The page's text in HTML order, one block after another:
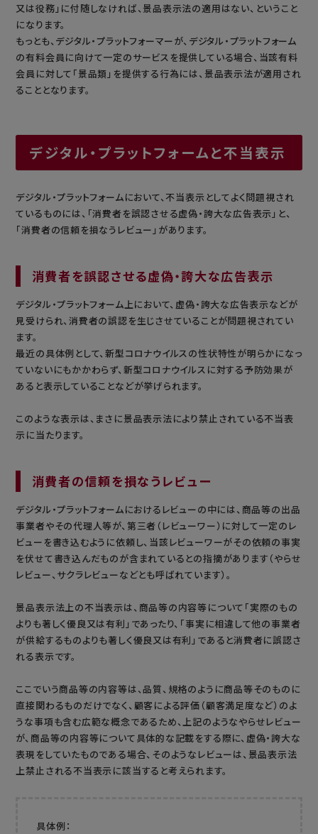
又は役務」に付随しなければ、景品表示法の適用はない、ということ
になります。
もっとも、デジタル・プラットフォーマーが、デジタル・プラットフォーム
の有料会員に向けて一定のサービスを提供している場合、当該有料
会員に対して「景品類」を提供する行為には、景品表示法が適用され
ることとなります。
デジタル・プラットフォームと不当表示
デジタル・プラットフォームにおいて、不当表示としてよく問題視され
ているものには、「消費者を誤認させる虚偽・誇大な広告表示」と、
「消費者の信頼を損なうレビュー」があります。
消費者を誤認させる虚偽・誇大な広告表示
デジタル・プラットフォーム上において、虚偽・誇大な広告表示などが
見受けられ、消費者の誤認を生じさせていることが問題視されてい
ます。
最近の具体例として、新型コロナウイルスの性状特性が明らかになっ
ていないにもかかわらず、新型コロナウイルスに対する予防効果が
あると表示していることなどが挙げられます。
このような表示は、まさに景品表示法により禁止されている不当表
示に当たります。
消費者の信頼を損なうレビュー
デジタル・プラットフォームにおけるレビューの中には、商品等の出品
事業者やその代理人等が、第三者（レビューワー）に対して一定のレ
ビューを書き込むように依頼し、当該レビューワーがその依頼の事実
を伏せて書き込んだものが含まれているとの指摘があります（やらせ
レビュー、サクラレビューなどとも呼ばれています）。
景品表示法上の不当表示は、商品等の内容等について「実際のもの
よりも著しく優良又は有利」であったり、「事実に相違して他の事業者
が供給するものよりも著しく優良又は有利」であると消費者に誤認さ
れる表示です。
ここでいう商品等の内容等は、品質、規格のように商品等そのものに
直接関わるものだけでなく、顧客による評価（顧客満足度など）のよ
うな事項も含む広範な概念であるため、上記のようなやらせレビュー
が、商品等の内容等について具体的な記載をする際に、虚偽・誇大な
表現をしていたものである場合、そのようなレビューは、景品表示法
上禁止される不当表示に該当すると考えられます。
具体例：